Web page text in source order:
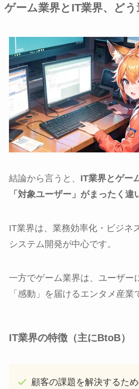
ゲーム業界とIT業界、どう
結論から言うと、 IT業界とゲー
「対象ユーザー」がまったく違
IT業界は、業務効率化・ビジネ
システム開発が中心です。
一方でゲーム業界は、ユーザー
「感動」を届けるエンタメ産業
IT業界の特徴（主にBtoB）
顧客の課題を解決するた